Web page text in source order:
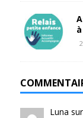
Luna sur